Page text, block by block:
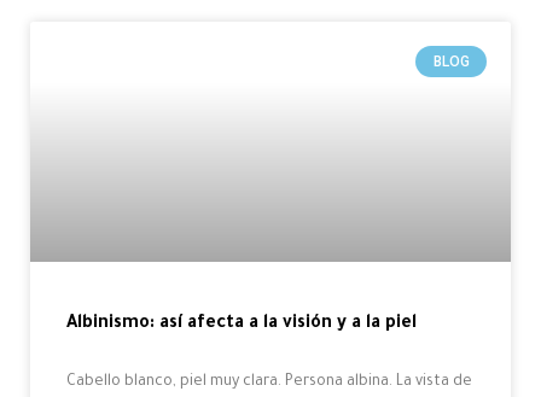
BLOG
Albinismo: así afecta a la visión y a la piel
Cabello blanco, piel muy clara. Persona albina. La vista de